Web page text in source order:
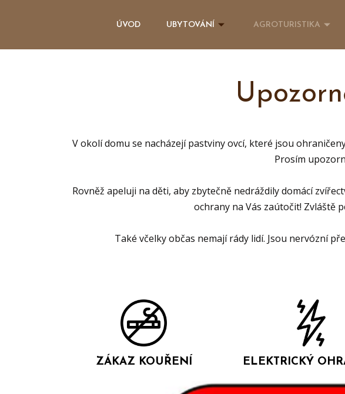
ÚVOD UBYTOVÁNÍ AGROTURISTIKA
V okolí domu se nacházejí pastviny ovcí, které jsou
Prosím
Rovněž apeluji na děti, aby zbytečně nedráždily domácí
ochrany na Vás zaútočit! Zvláště
Také včelky občas nemají rády lidí. Jsou nervózní
ZÁKAZ KOUŘENÍ ELEKTRICKÝ